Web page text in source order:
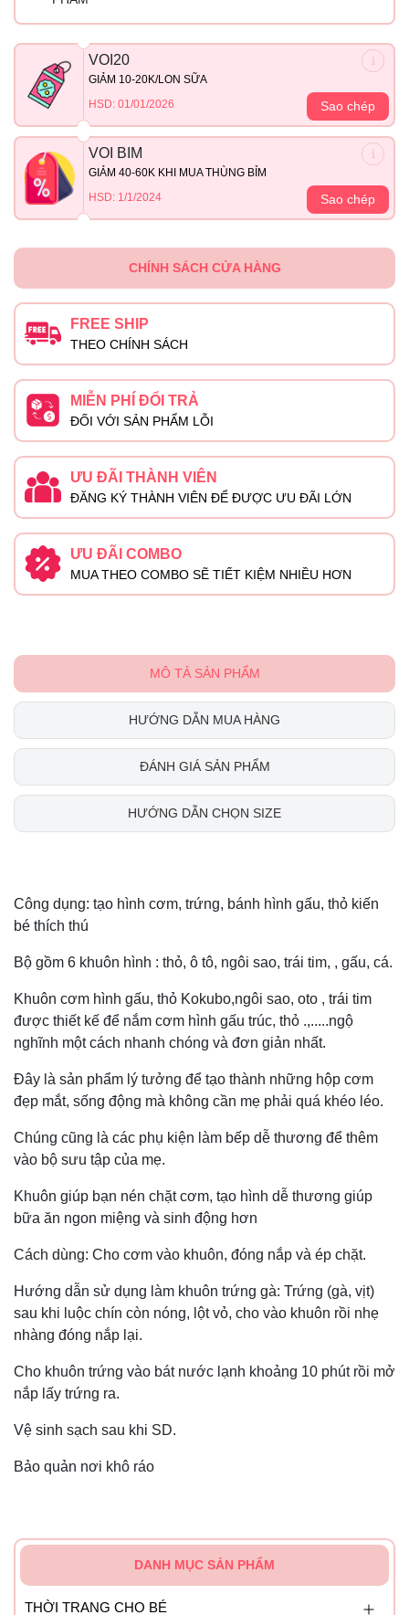
VOI20
GIẢM 10-20K/LON SỮA
HSD: 01/01/2026
Sao chép
VOI BIM
GIẢM 40-60K KHI MUA THÙNG BỈM
HSD: 1/1/2024
Sao chép
CHÍNH SÁCH CỬA HÀNG
FREE SHIP
THEO CHÍNH SÁCH
MIỄN PHÍ ĐỔI TRẢ
ĐỐI VỚI SẢN PHẨM LỖI
ƯU ĐÃI THÀNH VIÊN
ĐĂNG KÝ THÀNH VIÊN ĐỂ ĐƯỢC ƯU ĐÃI LỚN
ƯU ĐÃI COMBO
MUA THEO COMBO SẼ TIẾT KIỆM NHIỀU HƠN
MÔ TẢ SẢN PHẨM
HƯỚNG DẪN MUA HÀNG
ĐÁNH GIÁ SẢN PHẨM
HƯỚNG DẪN CHỌN SIZE
Công dụng: tạo hình cơm, trứng, bánh hình gấu, thỏ kiến
bé thích thú
Bộ gồm 6 khuôn hình : thỏ, ô tô, ngôi sao, trái tim, , gấu, cá.
Khuôn cơm hình gấu, thỏ Kokubo,ngôi sao, oto , trái tim
được thiết kế để nắm cơm hình gấu trúc, thỏ .,.....ngộ
nghĩnh một cách nhanh chóng và đơn giản nhất.
Đây là sản phẩm lý tưởng để tạo thành những hộp cơm
đẹp mắt, sống động mà không cần mẹ phải quá khéo léo.
Chúng cũng là các phụ kiện làm bếp dễ thương để thêm
vào bộ sưu tập của mẹ.
Khuôn giúp bạn nén chặt cơm, tạo hình dễ thương giúp
bữa ăn ngon miệng và sinh động hơn
Cách dùng: Cho cơm vào khuôn, đóng nắp và ép chặt.
Hướng dẫn sử dụng làm khuôn trứng gà: Trứng (gà, vịt)
sau khi luộc chín còn nóng, lột vỏ, cho vào khuôn rồi nhẹ
nhàng đóng nắp lại.
Cho khuôn trứng vào bát nước lạnh khoảng 10 phút rồi mở
nắp lấy trứng ra.
Vệ sinh sạch sau khi SD.
Bảo quản nơi khô ráo
DANH MỤC SẢN PHẨM
THỜI TRANG CHO BÉ